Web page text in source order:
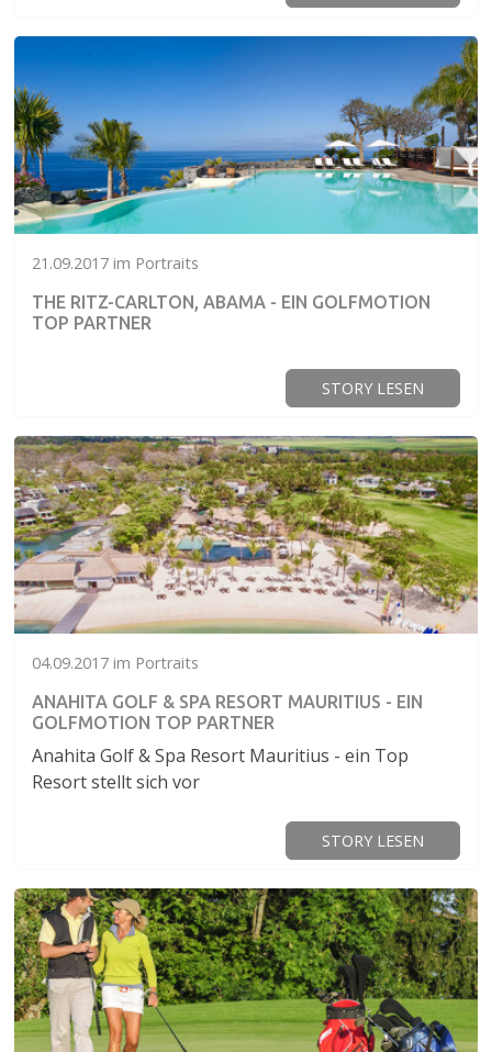
21.09.2017 im Portraits
THE RITZ-CARLTON, ABAMA - EIN GOLFMOTION
TOP PARTNER
STORY LESEN
04.09.2017 im Portraits
ANAHITA GOLF & SPA RESORT MAURITIUS - EIN
GOLFMOTION TOP PARTNER
Anahita Golf & Spa Resort Mauritius - ein Top
Resort stellt sich vor
STORY LESEN